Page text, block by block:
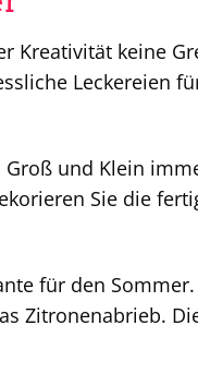
Kreativität keine
Leckereien
Groß und Klein
Sie die
für den
Zitronenabrieb.